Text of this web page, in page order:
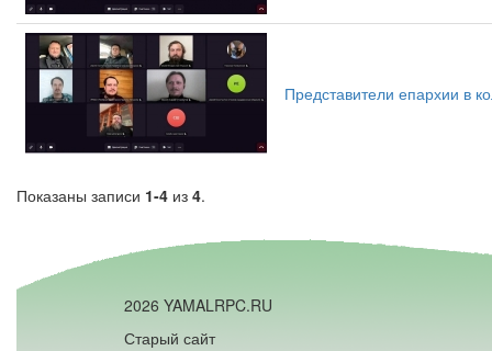
Представители епархии в
Показаны записи 1-4 из 4.
2026 YAMALRPC.RU
Старый сайт